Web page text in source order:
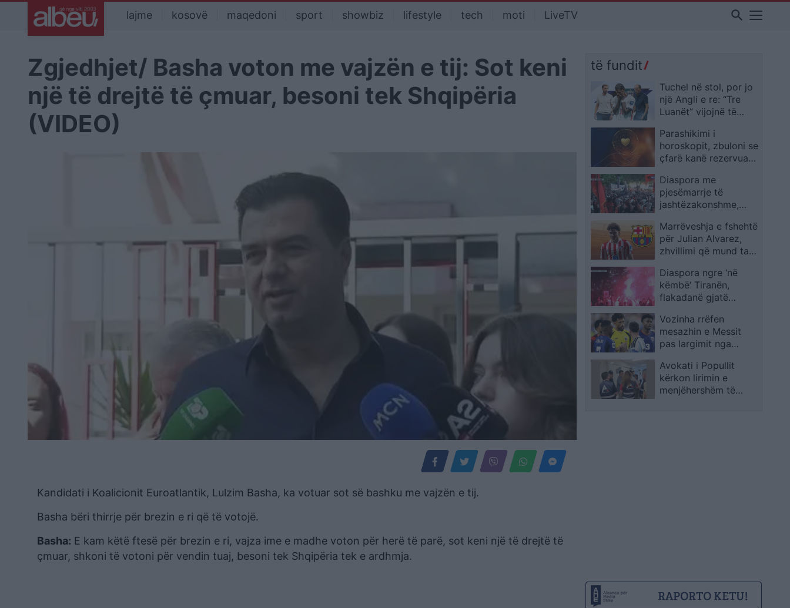
lajme kosovë maqedoni sport showbiz lifestyle tech moti LiveTV search
Zgjedhjet/ Basha voton me vajzën e tij: Sot keni
një të drejtë të çmuar, besoni tek Shqipëria
(VIDEO)
Kandidati i Koalicionit Euroatlantik, Lulzim Basha, ka votuar sot së bashku me vajzën e tij.
Basha bëri thirrje për brezin e ri që të votojë.
Basha: E kam këtë ftesë për brezin e ri, vajza ime e madhe voton për herë të parë, sot keni një të drejtë të
çmuar, shkoni të votoni për vendin tuaj, besoni tek Shqipëria tek e ardhmja.
të fundit
Tuchel në stol, por jo
një Angli e re: “Tre
Luanët” vijojnë të
Southgate
Parashikimi i
horoskopit, zbuloni se
çfarë kanë rezervuar
Diaspora me
pjesëmarrje të
jashtëzakonshme,
te komisariati 3: Lironi
çunat! Arrestoni
Ramën
Marrëveshja e fshehtë
për Julian Alvarez,
zhvillimi që mund ta
Diaspora ngre ‘në
këmbë’ Tiranën,
flakadanë gjatë
protestuesit krijojnë
atmosferë në rrugët e
kryeqytetit
Vozinha rrëfen
mesazhin e Messit
pas largimit nga
s’do t’i harroj kurrë
Avokati i Popullit
kërkon lirimin e
menjëhershëm të